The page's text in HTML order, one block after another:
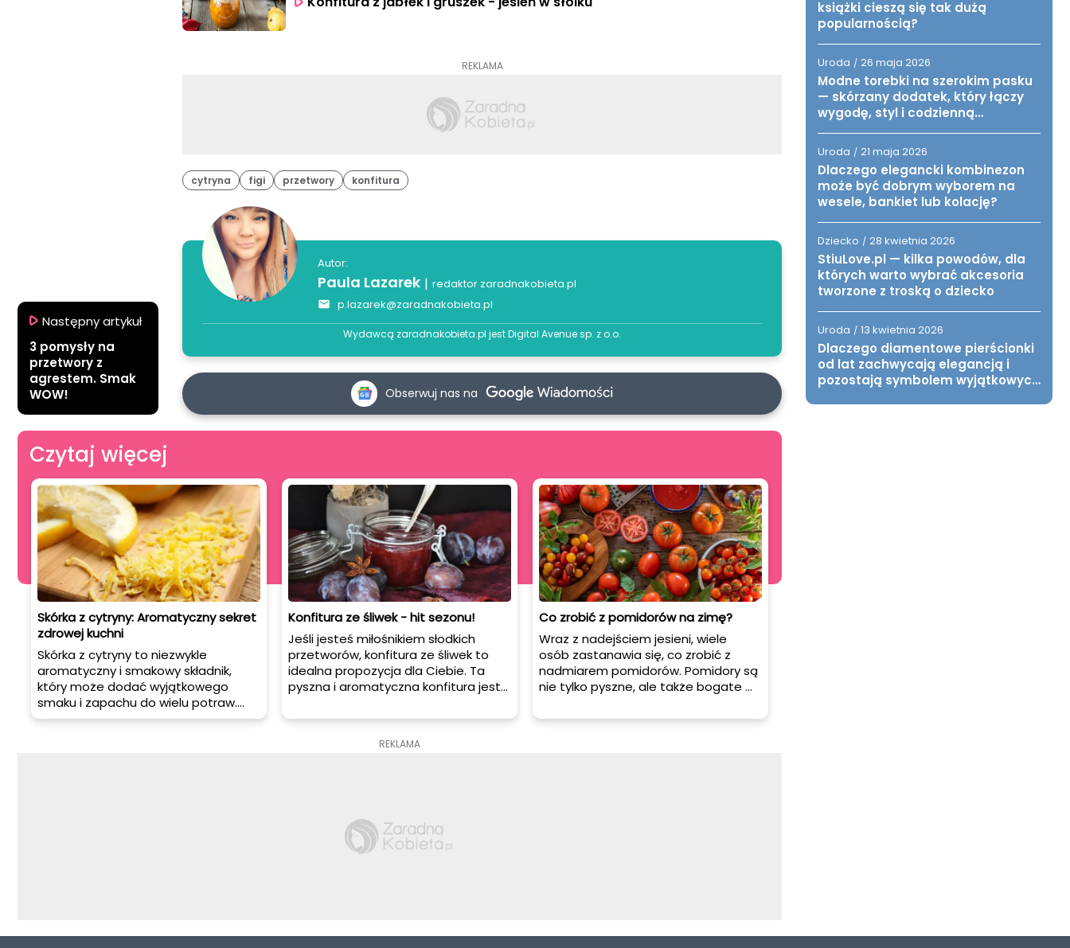
REKLAMA
cytryna figi przetwory konfitura
Autor:
Paula Lazarek | redaktor zaradnakobieta.pl
p.lazarek@zaradnakobieta.pl
Wydawcą zaradnakobieta.pl jestDigital Avenue sp. z o.o.
Obserwuj nas na
Następny artykuł
3 pomysły na
przetwory z
agrestem. Smak
WOW!
Czytaj więcej
Skórka z cytryny: Aromatyczny sekret
zdrowej kuchni
Skórka z cytryny to niezwykle
aromatyczny i smakowy składnik,
który może dodać wyjątkowego
smaku i zapachu do wielu potraw.
Nie tylko jest używana w kuchni, ale
Konfitura ze śliwek - hit sezonu!
Jeśli jesteś miłośnikiem słodkich
przetworów, konfitura ze śliwek to
idealna propozycja dla Ciebie. Ta
pyszna i aromatyczna konfitura jest
także jako dodatek do serów czy
przygotować konfiturę ze śliwek, jak
Co zrobić z pomidorów na zimę?
Wraz z nadejściem jesieni, wiele
osób zastanawia się, co zrobić z
nadmiarem pomidorów. Pomidory są
nie tylko pyszne, ale także bogate w
przerabiać na różne przetwory, które
REKLAMA
książki cieszą się tak dużą
popularnością?
Uroda / 26 maja 2026
Modne torebki na szerokim pasku
— skórzany dodatek, który łączy
wygodę, styl i codzienną
Uroda / 21 maja 2026
Dlaczego elegancki kombinezon
może być dobrym wyborem na
wesele, bankiet lub kolację?
Dziecko / 28 kwietnia 2026
StiuLove.pl — kilka powodów, dla
których warto wybrać akcesoria
tworzone z troską o dziecko
Uroda / 13 kwietnia 2026
Dlaczego diamentowe pierścionki
od lat zachwycają elegancją i
pozostają symbolem wyjątkowych